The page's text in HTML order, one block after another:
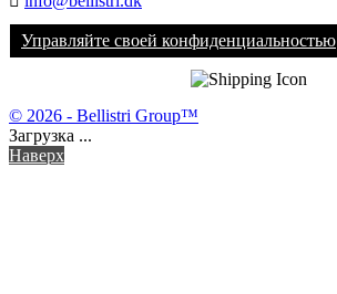
Управляйте своей конфиденциальностью
© 2026 - Bellistri Group™
Загрузка ...
Наверх